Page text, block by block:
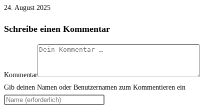
24. August 2025
Schreibe einen Kommentar
Kommentar
Gib deinen Namen oder Benutzernamen zum Kommentieren ein